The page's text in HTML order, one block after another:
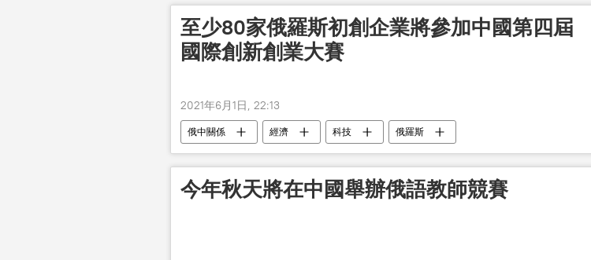
至少80家俄羅斯初創企業將參加中國第四屆
國際創新創業大賽
2021年6月1日, 22:13
俄中關係 經濟 科技 俄羅斯
今年秋天將在中國舉辦俄語教師競賽